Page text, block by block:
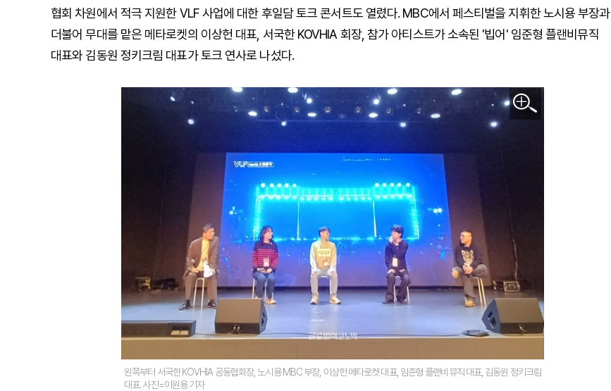
협회 차원에서 적극 지원한 VLF 사업에 대한 후일담 토크 콘서트도 열렸다. MBC에서 페스티벌을 지휘한 노시용 부장과
더불어 무대를 맡은 메타로켓의 이상헌 대표, 서국한 KOVHIA 회장, 참가 아티스트가 소속된 '빕어' 임준형 플랜비뮤직
대표와 김동원 정키크림 대표가 토크 연사로 나섰다.
왼쪽부터 서국한 KOVHIA 공동협회장, 노시용 MBC 부장, 이상헌 메타로켓 대표, 임준형 플랜비뮤직 대표, 김동원 정키크림
대표. 사진=이원용 기자